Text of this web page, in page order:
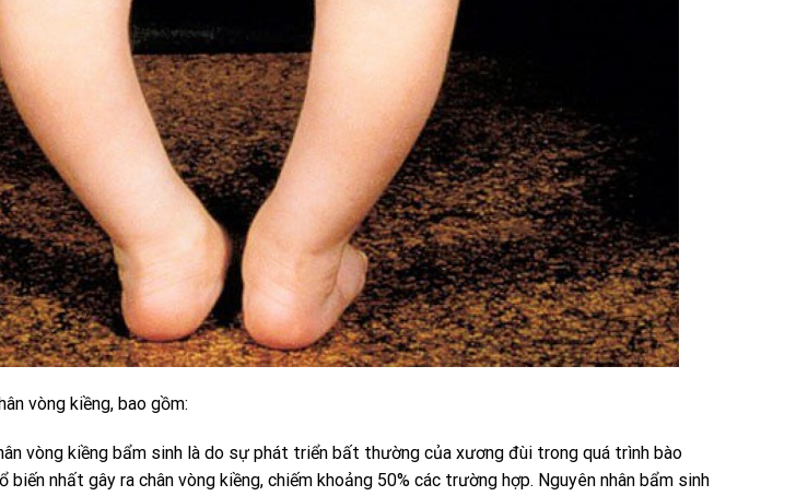
vòng kiềng, bao gồm:
vòng kiềng bẩm sinh là do sự phát triển bất thường của xương đùi trong quá trình bào
biến nhất gây ra chân vòng kiềng, chiếm khoảng 50% các trường hợp. Nguyên nhân bẩm sinh